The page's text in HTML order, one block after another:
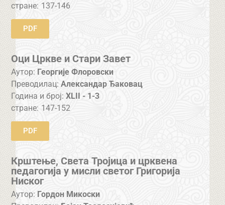
стране: 137-146
PDF
Оци Цркве и Стари Завет
Аутор: Георгије Флоровски
Преводилац: Александар Ђаковац
Година и број:XLII - 1-3
стране: 147-152
PDF
Крштење, Света Тројица и црквена
педагогија у мисли светог Григорија
Ниског
Аутор: Гордон Микоски